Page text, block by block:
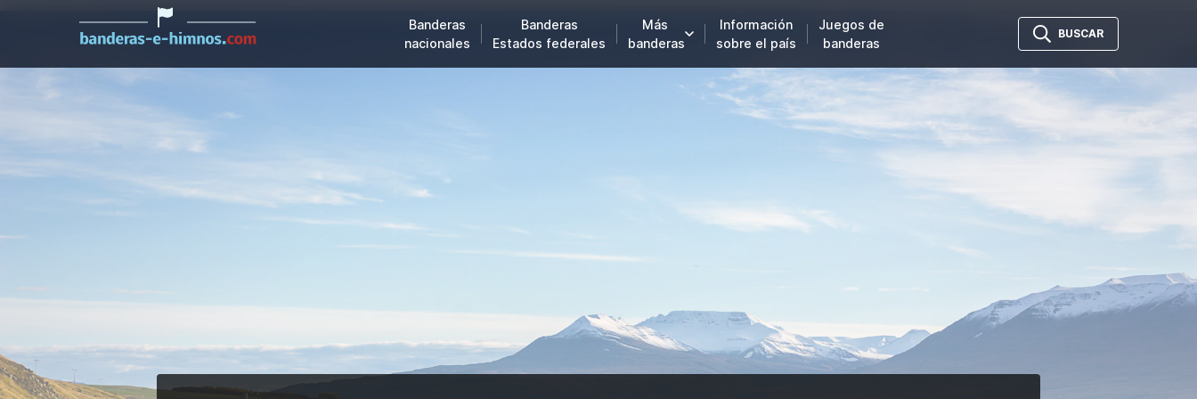
Banderas
nacionales
Banderas
Estados federales
Más
banderas
Información
sobre el país
Juegos de
banderas
BUSCAR